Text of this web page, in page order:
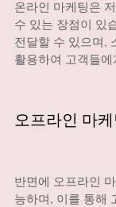
온라인 마케팅은
수 있는 장점이 있
전달할 수 있으며,
활용하여 고객들
오프라인 마
반면에 오프라인
능하며, 이를 통해